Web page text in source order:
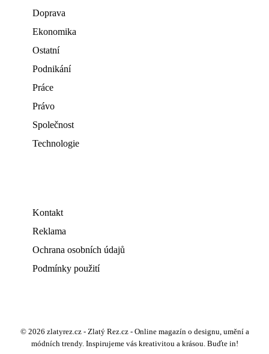
Doprava
Ekonomika
Ostatní
Podnikání
Práce
Právo
Společnost
Technologie
Kontakt
Reklama
Ochrana osobních údajů
Podmínky použití
© 2026 zlatyrez.cz - Zlatý Rez.cz - Online magazín o designu, umění a
módních trendy. Inspirujeme vás kreativitou a krásou. Buďte in!